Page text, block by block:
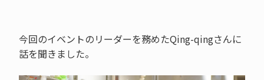
今回のイベントのリーダーを務めたQing-qingさんに
話を聞きました。